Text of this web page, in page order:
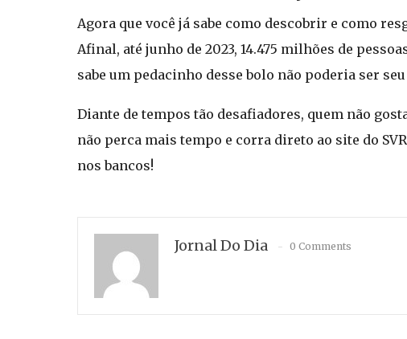
Agora que você já sabe como descobrir e como
Afinal, até junho de 2023, 14.475 milhões de
sabe um pedacinho desse bolo não poderia ser seu
Diante de tempos tão desafiadores, quem não
não perca mais tempo e corra direto ao site do
nos bancos!
Jornal Do Dia 0 Comments